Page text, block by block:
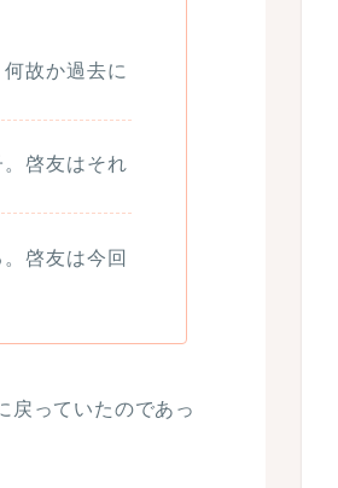
故か過去に
啓友はそれ
啓友は今回
戻っていたのであっ